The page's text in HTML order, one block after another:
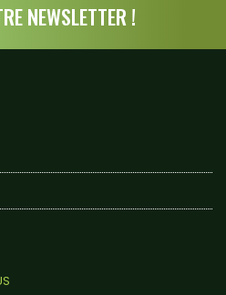
NEWSLETTER !